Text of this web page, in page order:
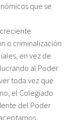
que se
o criminalización
en vez de
al Poder
toda vez que
el Colegiado
del Poder